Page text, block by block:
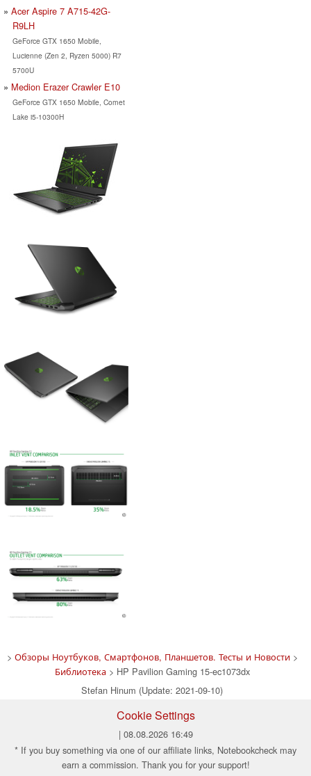
Acer Aspire 7 A715-42G-
R9LH
GeForce GTX 1650 Mobile,
Lucienne (Zen 2, Ryzen 5000) R7
5700U
Medion Erazer Crawler E10
GeForce GTX 1650 Mobile, Comet
Lake i5-10300H
> Обзоры Ноутбуков, Смартфонов, Планшетов. Тесты и Новости>
Библиотека> HP Pavilion Gaming 15-ec1073dx
Stefan Hinum (Update: 2021-09-10)
Cookie Settings
| 08.08.2026 16:49
* If you buy something via one of our affiliate links, Notebookcheck may
earn a commission. Thank you for your support!